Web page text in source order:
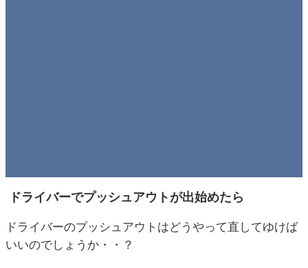
ドライバーでプッシュアウトが出始めたら
ドライバーのプッシュアウトはどうやって直してゆけば
いいのでしょうか・・？